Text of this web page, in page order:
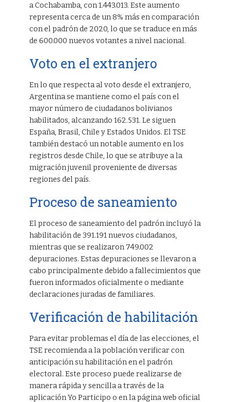
a Cochabamba, con 1.443.013. Este aumento
representa cerca de un 8% más en comparación
con el padrón de 2020, lo que se traduce en más
de 600.000 nuevos votantes a nivel nacional.
Voto en el extranjero
En lo que respecta al voto desde el extranjero,
Argentina se mantiene como el país con el
mayor número de ciudadanos bolivianos
habilitados, alcanzando 162.531. Le siguen
España, Brasil, Chile y Estados Unidos. El TSE
también destacó un notable aumento en los
registros desde Chile, lo que se atribuye a la
migración juvenil proveniente de diversas
regiones del país.
Proceso de saneamiento
El proceso de saneamiento del padrón incluyó la
habilitación de 391.191 nuevos ciudadanos,
mientras que se realizaron 749.002
depuraciones. Estas depuraciones se llevaron a
cabo principalmente debido a fallecimientos que
fueron informados oficialmente o mediante
declaraciones juradas de familiares.
Verificación de habilitación
Para evitar problemas el día de las elecciones, el
TSE recomienda a la población verificar con
anticipación su habilitación en el padrón
electoral. Este proceso puede realizarse de
manera rápida y sencilla a través de la
aplicación Yo Participo o en la página web oficial